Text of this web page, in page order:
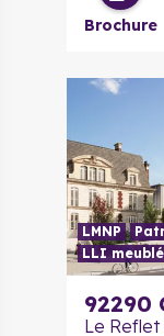
Brochure
LMNP
LLI meublé
92290
Le